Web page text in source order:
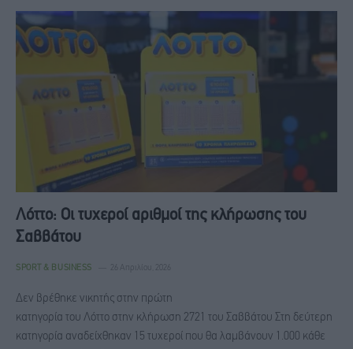
Λόττο: Οι τυχεροί αριθμοί της κλήρωσης του
Σαββάτου
SPORT & BUSINESS 26 Απριλίου, 2026
Δεν βρέθηκε νικητής στην πρώτη
κατηγορία του Λόττο στην κλήρωση 2721 του Σαββάτου Στη δεύτερη
κατηγορία αναδείχθηκαν 15 τυχεροί που θα λαμβάνουν 1.000 κάθε